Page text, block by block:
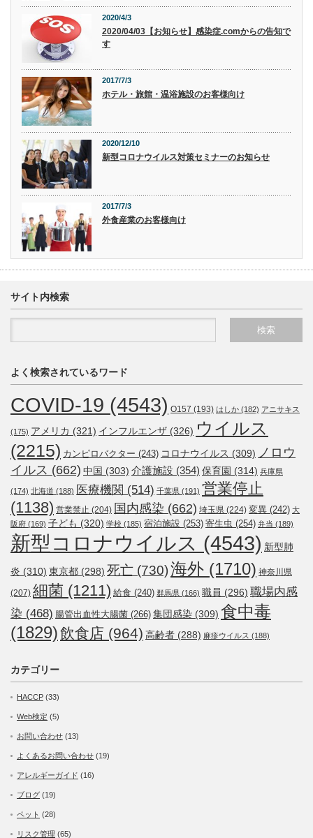
2020/4/3
2020/04/03【お知らせ】感染症.comからの告知で
す
2017/7/3
ホテル・旅館・温浴施設のお客様向け
2020/12/10
新型コロナウイルス対策セミナーのお知らせ
2017/7/3
外食産業のお客様向け
サイト内検索
よく検索されているワード
COVID-19 (4543) O157 (193) はしか (182) アニサキス
(175) アメリカ (321) インフルエンザ (326) ウイルス
(2215) カンピロバクター (243) コロナウイルス (309) ノロウ
イルス (662) 中国 (303) 介護施設 (354) 保育園 (314) 兵庫県
(174) 北海道 (188) 医療機関 (514) 千葉県 (191) 営業停止
(1138) 営業禁止 (204) 国内感染 (662) 埼玉県 (224) 変異 (242) 大
阪府 (169) 子ども (320) 学校 (185) 宿泊施設 (253) 寄生虫 (254) 弁当 (189)
新型コロナウイルス (4543) 新型肺
炎 (310) 東京都 (298) 死亡 (730)海外 (1710) 神奈川県
(207) 細菌 (1211) 給食 (240) 群馬県 (166) 職員 (296) 職場内感
染 (468) 腸管出血性大腸菌 (266) 集団感染 (309) 食中毒
(1829)飲食店 (964) 高齢者 (288) 麻疹ウイルス (188)
カテゴリー
HACCP (33)
Web検定 (5)
お問い合わせ (13)
よくあるお問い合わせ (19)
アレルギーガイド (16)
ブログ (19)
ペット (28)
リスク管理 (65)